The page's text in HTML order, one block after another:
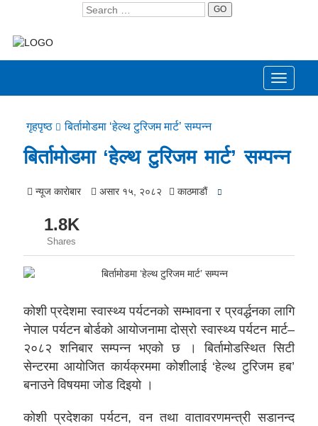
GO
Toggle
गृहपृष्ठ बिर्तामोडमा ‘हेल्थ टुरिजम मार्ट’ सम्पन्न
बिर्तामोडमा ‘हेल्थ टुरिजम मार्ट’ सम्पन्न
न्यूज काराेबार असार १५, २०८२ काठमाडाैं
1.8K
Shares
कोशी प्रदेशमा स्वास्थ्य पर्यटनको सम्भावना र प्रवर्द्धनका लागि
नेपाल पर्यटन बोर्डको आयोजनामा दोस्रो स्वास्थ्य पर्यटन मार्ट–
२०८२ शनिबार सम्पन्न भएको छ । बिर्तामोडस्थित सिटी
सेन्टरमा आयोजित कार्यक्रममा कोशीलाई ‘हेल्थ टुरिजम हब’
बनाउने विषयमा जोड दिइयो ।
कोशी प्रदेशका पर्यटन, वन तथा वातावरणमन्त्री सडानन्द